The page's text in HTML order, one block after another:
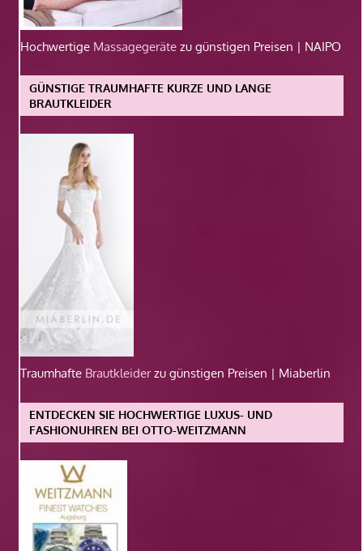
Hochwertige Massagegeräte zu günstigen Preisen | NAIPO
GÜNSTIGE TRAUMHAFTE KURZE UND LANGE
BRAUTKLEIDER
Traumhafte Brautkleiderzu günstigen Preisen | Miaberlin
ENTDECKEN SIE HOCHWERTIGE LUXUS- UND
FASHIONUHREN BEI OTTO-WEITZMANN